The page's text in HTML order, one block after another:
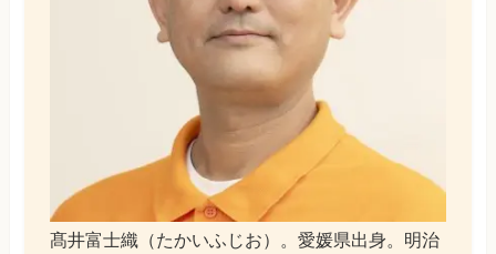
髙井富士織（たかいふじお）。愛媛県出身。明治